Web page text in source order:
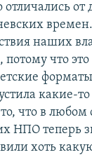
от
наших
что
какие-
что в любом
НПО теперь
хоть